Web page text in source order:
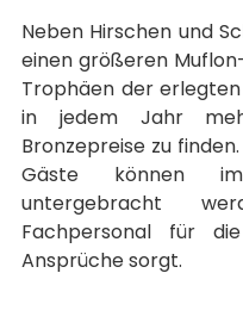
Neben Hirschen und
einen größeren
Trophäen der
in jedem Jahr
Bronzepreise zu
Gäste können im
untergebracht
Fachpersonal für
Ansprüche sorgt.